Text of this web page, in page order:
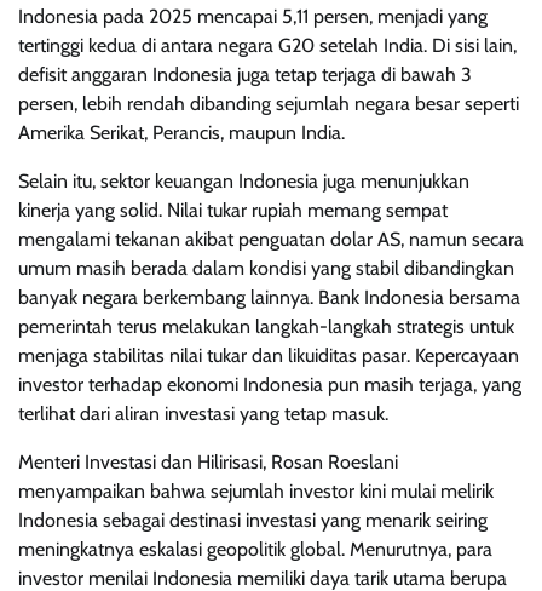
Indonesia pada 2025 mencapai 5,11 persen, menjadi yang
tertinggi kedua di antara negara G20 setelah India. Di sisi lain,
defisit anggaran Indonesia juga tetap terjaga di bawah 3
persen, lebih rendah dibanding sejumlah negara besar seperti
Amerika Serikat, Perancis, maupun India.
Selain itu, sektor keuangan Indonesia juga menunjukkan
kinerja yang solid. Nilai tukar rupiah memang sempat
mengalami tekanan akibat penguatan dolar AS, namun secara
umum masih berada dalam kondisi yang stabil dibandingkan
banyak negara berkembang lainnya. Bank Indonesia bersama
pemerintah terus melakukan langkah-langkah strategis untuk
menjaga stabilitas nilai tukar dan likuiditas pasar. Kepercayaan
investor terhadap ekonomi Indonesia pun masih terjaga, yang
terlihat dari aliran investasi yang tetap masuk.
Menteri Investasi dan Hilirisasi, Rosan Roeslani
menyampaikan bahwa sejumlah investor kini mulai melirik
Indonesia sebagai destinasi investasi yang menarik seiring
meningkatnya eskalasi geopolitik global. Menurutnya, para
investor menilai Indonesia memiliki daya tarik utama berupa